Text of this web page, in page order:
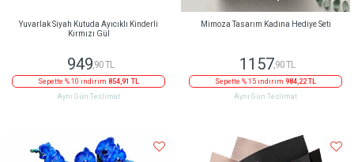
Yuvarlak Siyah Kutuda Ayıcıklı Kinderli
Kırmızı Gül
949,90 TL
Sepette % 10 indirim 854,91 TL
Aynı Gün Teslimat
Mimoza Tasarım Kadına Hediye Seti
1157,90 TL
Sepette % 15 indirim 984,22 TL
Aynı Gün Teslimat